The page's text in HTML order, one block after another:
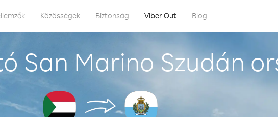
Közösségek Biztonság Viber Out Blog
San Marino Szudán